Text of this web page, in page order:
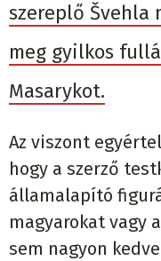
szereplő
meg gyilkos
Masarykot.
Az viszont
hogy a szerző
államalapító
magyarokat vagy
sem nagyon